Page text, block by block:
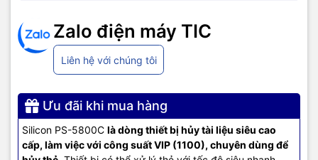
Zalo điện máy TIC
Liên hệ với chúng tôi
Ưu đãi khi mua hàng
Silicon PS-5800C là dòng thiết bị hủy tài liệu siêu cao
cấp, làm việc với công suất VIP (1100), chuyên dùng để
Máy hủy tài liệu Silicon PS-5800C
Kiểu huỷ: hủy vụn - cỡ huỷ 2.5x15mm( CD/VCD, thẻ tín dụng,
thẻ ATM, lá bài, thẻ bài, voucher,.. Không huỷ giấy)